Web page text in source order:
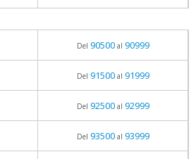
Del 90500al 90999
Del 91500al 91999
Del 92500al 92999
Del 93500al 93999